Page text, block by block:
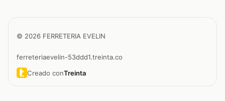
© 2026 FERRETERIA EVELIN
ferreteriaevelin-53ddd1.treinta.co
Creado conTreinta